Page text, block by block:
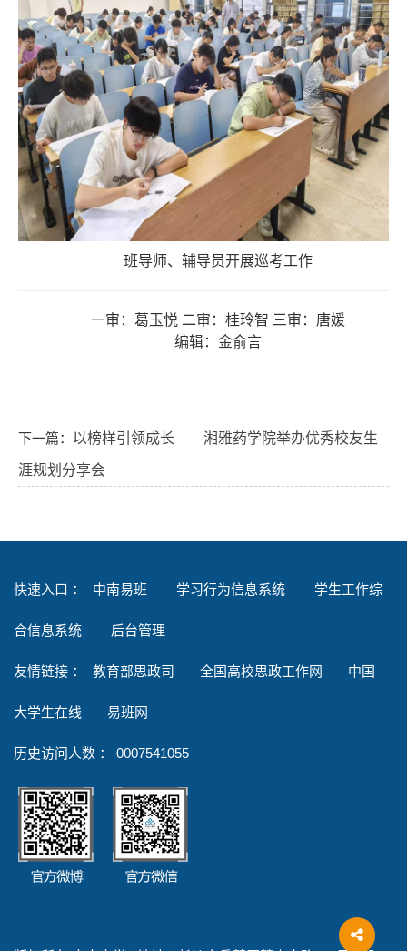
班导师、辅导员开展巡考工作
一审：葛玉悦 二审：桂玲智 三审：唐媛
编辑：金俞言
下一篇： 以榜样引领成长——湘雅药学院举办优秀校友生
涯规划分享会
快速入口 ： 中南易班 学习行为信息系统 学生工作综
合信息系统 后台管理
友情链接 ： 教育部思政司 全国高校思政工作网 中国
大学生在线 易班网
历史访问人数 ： 0007541055